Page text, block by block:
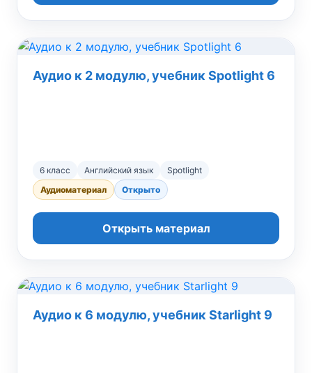
Аудио к 2 модулю, учебник Spotlight 6
6 класс Английский язык
Spotlight
Аудиоматериал
Открыто
Открыть материал
Аудио к 6 модулю, учебник Starlight 9